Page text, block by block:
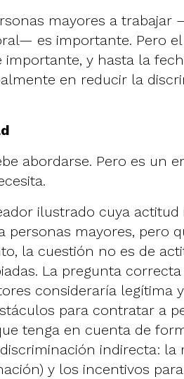
mayores a trabajar
es importante. Pero
importante, y hasta la
en reducir la
abordarse. Pero es un
ilustrado cuya actitud
personas mayores, pero
la cuestión no es de
La pregunta
consideraría legítima
para contratar a
tenga en cuenta de
indirecta: la
y los incentivos